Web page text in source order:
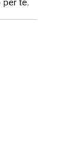
te.